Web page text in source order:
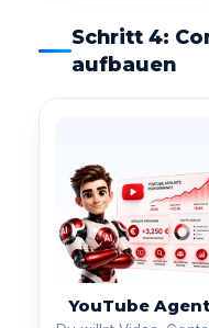
Schritt 4:
aufbauen
YouTube Agent